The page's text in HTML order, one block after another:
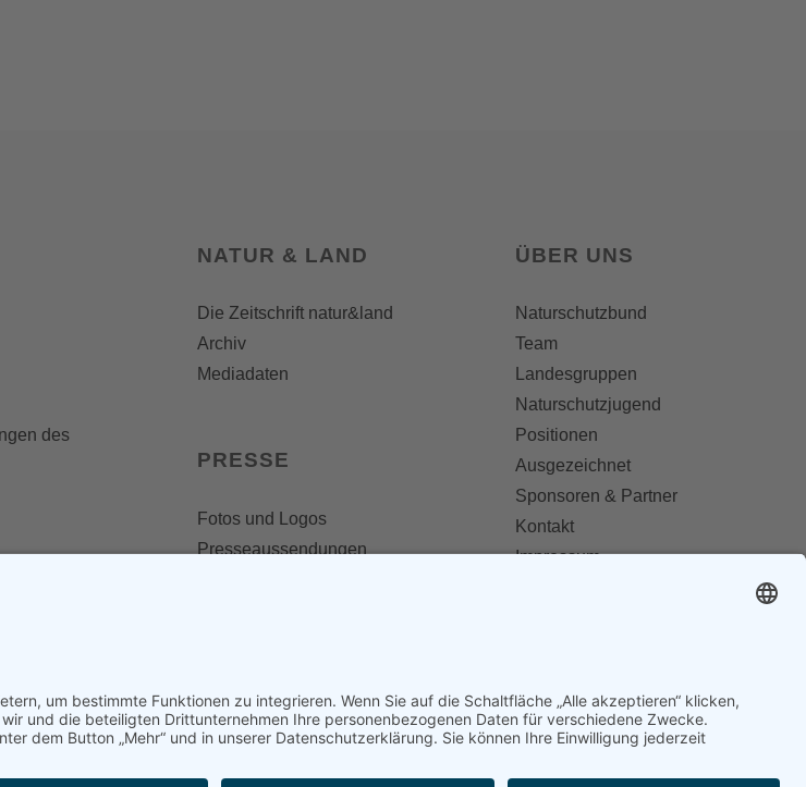
des
NATUR & LAND
Die Zeitschrift natur&land
Archiv
Mediadaten
PRESSE
Fotos und Logos
Presseaussendungen
ÜBER UNS
Naturschutzbund
Team
Landesgruppen
Naturschutzjugend
Positionen
Ausgezeichnet
Sponsoren & Partner
Kontakt
Impressum